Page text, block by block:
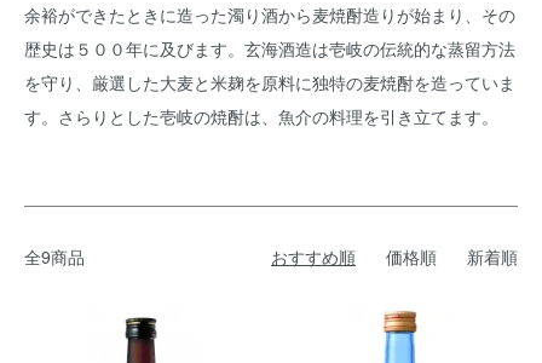
余裕ができたときに造った濁り酒から麦焼酎造りが始まり、その
歴史は５００年に及びます。玄海酒造は壱岐の伝統的な蒸留方法
を守り、厳選した大麦と米麹を原料に独特の麦焼酎を造っていま
す。さらりとした壱岐の焼酎は、魚介の料理を引き立てます。
全9商品 おすすめ順 価格順 新着順